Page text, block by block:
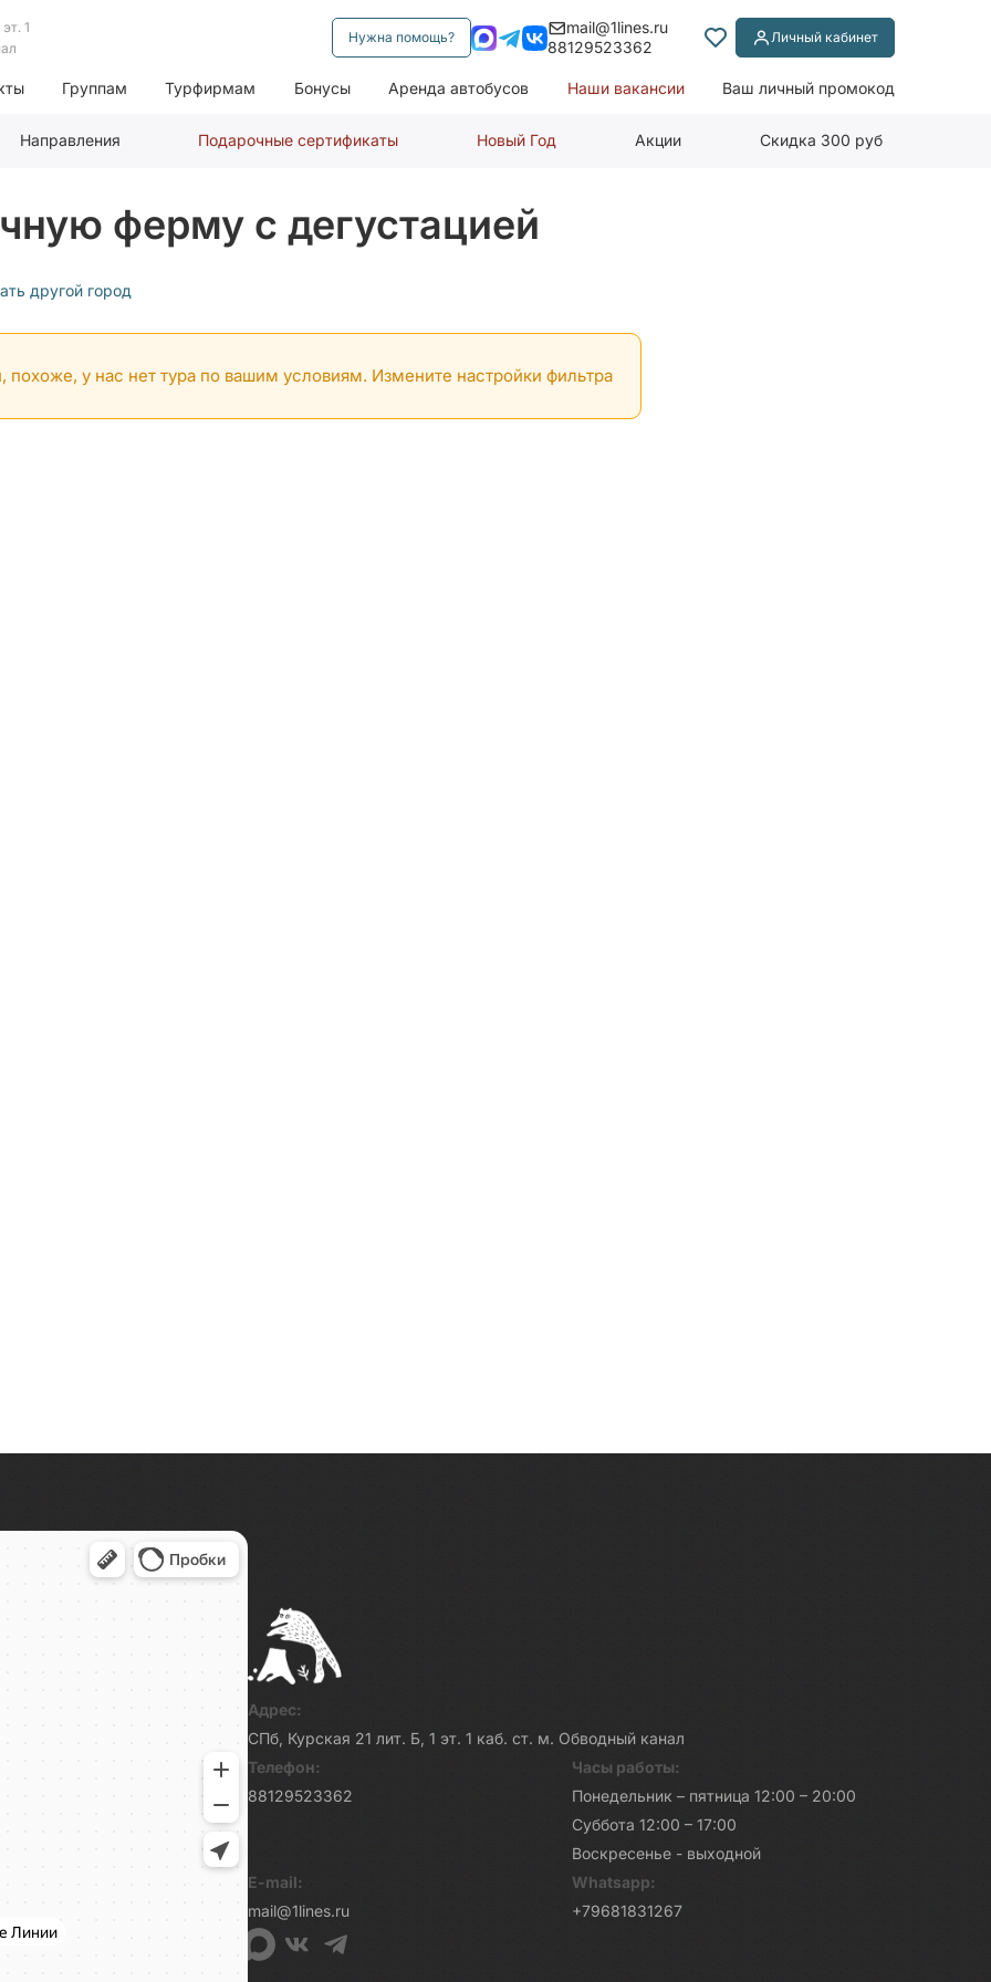
1
Нужна помощь?
mail@1lines.ru
88129523362
Личный кабинет
Группам Турфирмам Бонусы Аренда автобусов Наши вакансии Ваш личный промокод
Направления Подарочные сертификаты Новый Год Акции Скидка 300 руб
ферму с дегустацией
другой город
похоже, у нас нет тура по вашим условиям. Измените настройки фильтра
Адрес:
СПб, Курская 21 лит. Б, 1 эт. 1 каб. ст. м. Обводный канал
Телефон:
88129523362
Часы работы:
Понедельник – пятница 12:00 – 20:00
Суббота 12:00 – 17:00
Воскресенье - выходной
E-mail:
mail@1lines.ru
Whatsapp:
+79681831267